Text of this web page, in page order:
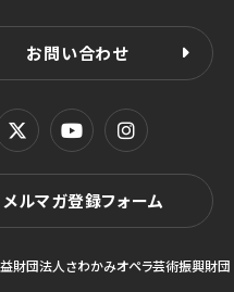
お問い合わせ
メルマガ登録フォーム
財団法人さわかみオペラ芸術振興財団